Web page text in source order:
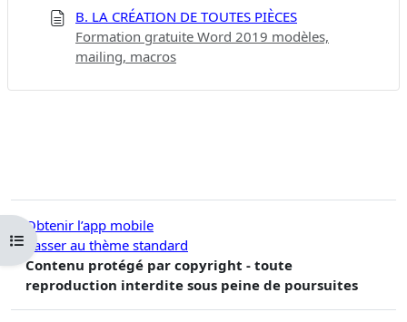
Ouvrir l’index du cours
B. LA CRÉATION DE TOUTES PIÈCES
Formation gratuite Word 2019 modèles,
mailing, macros
Obtenir l’app mobile
Passer au thème standard
Contenu protégé par copyright - toute
reproduction interdite sous peine de poursuites